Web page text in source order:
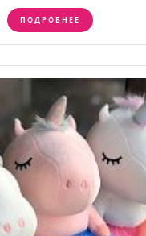
ПОДРОБНЕЕ